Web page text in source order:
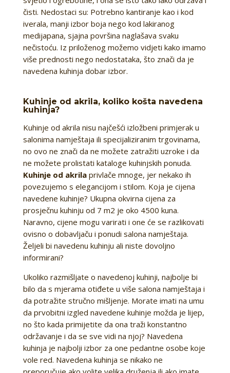
čisti. Nedostaci su: Potrebno kantiranje kao i kod
iverala, manji izbor boja nego kod lakiranog
medijapana, sjajna površina naglašava svaku
nečistoću. Iz priloženog možemo vidjeti kako imamo
više prednosti nego nedostataka, što znači da je
navedena kuhinja dobar izbor.
Kuhinje od akrila, koliko košta navedena
kuhinja?
Kuhinje od akrila nisu najčešći izložbeni primjerak u
salonima namještaja ili specijaliziranim trgovinama,
no ovo ne znači da ne možete zatražiti uzroke i da
ne možete prolistati kataloge kuhinjskih ponuda.
Kuhinje od akrilaprivlače mnoge, jer nekako ih
povezujemo s elegancijom i stilom. Koja je cijena
navedene kuhinje? Ukupna okvirna cijena za
prosječnu kuhinju od 7 m2 je oko 4500 kuna.
Naravno, cijene mogu varirati i one će se razlikovati
ovisno o dobavljaču i ponudi salona namještaja.
Željeli bi navedenu kuhinju ali niste dovoljno
informirani?
Ukoliko razmišljate o navedenoj kuhinji, najbolje bi
bilo da s mjerama otiđete u više salona namještaja i
da potražite stručno mišljenje. Morate imati na umu
da prvobitni izgled navedene kuhinje možda je lijep,
no što kada primijetite da ona traži konstantno
održavanje i da se sve vidi na njoj? Navedena
kuhinja je najbolji izbor za one pedantne osobe koje
vole red. Navedena kuhinja se nikako ne